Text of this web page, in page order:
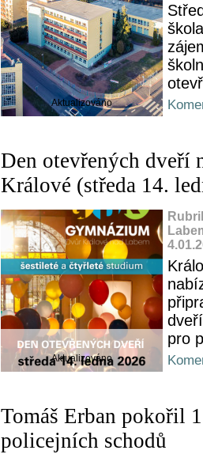
Aktualizováno
Den otevřených dveří
Králové (středa 14.
Aktualizováno
pro
Tomáš Erban pokořil
policejních schodů